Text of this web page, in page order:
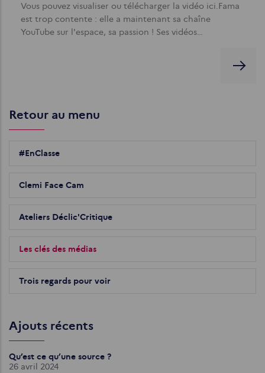
Vous pouvez visualiser ou télécharger la vidéo ici.Fama
est trop contente : elle a maintenant sa chaîne
YouTube sur l'espace, sa passion ! Ses vidéos…
Retour au menu
#EnClasse
Clemi Face Cam
Ateliers Déclic'Critique
Les clés des médias
Trois regards pour voir
Ajouts récents
Qu’est ce qu’une source ?
26 avril 2024